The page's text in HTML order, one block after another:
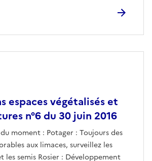
espaces végétalisés et
n°6 du 30 juin 2016
moment : Potager : Toujours des
aux limaces, surveillez les
les semis Rosier : Développement